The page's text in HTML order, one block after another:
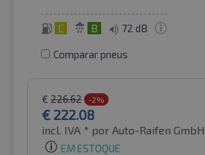
C B 72 dB
Comparar pneus
€ 226.62 -2%
€ 222.08
incl. IVA * por Auto-Raifen GmbH
EM ESTOQUE